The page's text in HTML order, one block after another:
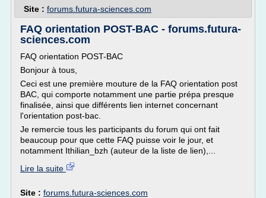
Site : forums.futura-sciences.com
FAQ orientation POST-BAC - forums.futura-
sciences.com
FAQ orientation POST-BAC
Bonjour à tous,
Ceci est une première mouture de la FAQ orientation post
BAC, qui comporte notamment une partie prépa presque
finalisée, ainsi que différents lien internet concernant
l'orientation post-bac.
Je remercie tous les participants du forum qui ont fait
beaucoup pour que cette FAQ puisse voir le jour, et
notamment Ithilian_bzh (auteur de la liste de lien),...
Lire la suite
Site : forums.futura-sciences.com